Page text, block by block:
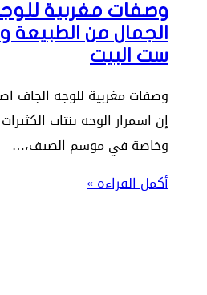
وصفات مغربية
الجمال من
ست البيت
وصفات مغربية للوجه الجاف
إن اسمرار الوجه ينتاب
وخاصة في موسم الصيف،…
أكمل القراءة »